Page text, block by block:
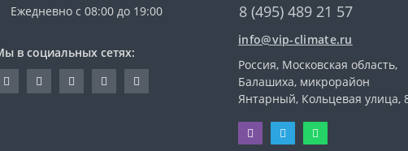
Ежедневно с 08:00 до 19:00
в социальных сетях:
8 (495) 489 21 57
info@vip-climate.ru
Россия, Московская область,
Балашиха, микрорайон
Янтарный, Кольцевая улица,